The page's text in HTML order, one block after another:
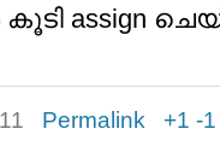
assign
Permalink +1 -1